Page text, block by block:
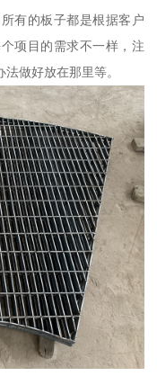
有的板子都是根据客户
项目的需求不一样，注
做好放在那里等。